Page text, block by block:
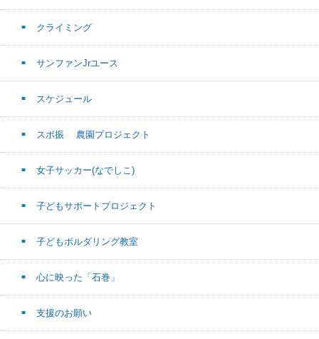
クライミング
サンファンJrユース
スケジュール
スポ振 農園プロジェクト
女子サッカー(なでしこ)
子どもサポートプロジェクト
子どもボルダリング教室
心に映った「石巻」
支援のお願い